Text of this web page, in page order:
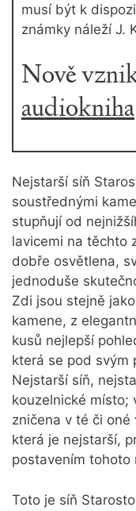
musí být k
známky náleží J.
Nově
audiokniha
Nejstarší síň
soustřednými
stupňují od
lavicemi na těchto
dobře osvětlena,
jednoduše
Zdi jsou stejně
kamene, z
kusů nejlepší
která se pod svým
Nejstarší síň,
kouzelnické místo;
zničena v té či oné
která je nejstarší,
postavením tohoto
Toto je síň